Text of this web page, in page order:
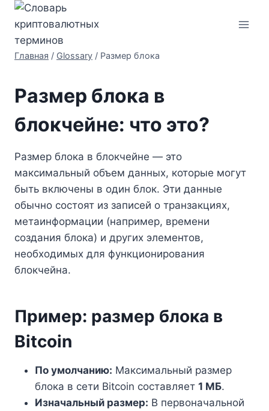
Перейти
содержимому
Главная / Glossary / Размер блока
Размер блока в
блокчейне: что это?
Размер блока в блокчейне — это
максимальный объем данных, которые могут
быть включены в один блок. Эти данные
обычно состоят из записей о транзакциях,
метаинформации (например, времени
создания блока) и других элементов,
необходимых для функционирования
блокчейна.
Пример: размер блока в
Bitcoin
По умолчанию: Максимальный размер
блока в сети Bitcoin составляет 1 МБ.
Изначальный размер: В первоначальной